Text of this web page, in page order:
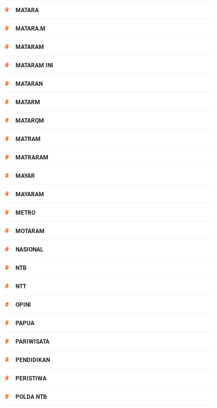
# MATARA
# MATARA.M
# MATARAM
# MATARAM INI
# MATARAN
# MATARM
# MATARQM
# MATRAM
# MATRARAM
# MAYAR
# MAYARAM
# METRO
# MOTARAM
# NASIONAL
# NTB
# NTT
# OPINI
# PAPUA
# PARIWISATA
# PENDIDIKAN
# PERISTIWA
# POLDA NTB